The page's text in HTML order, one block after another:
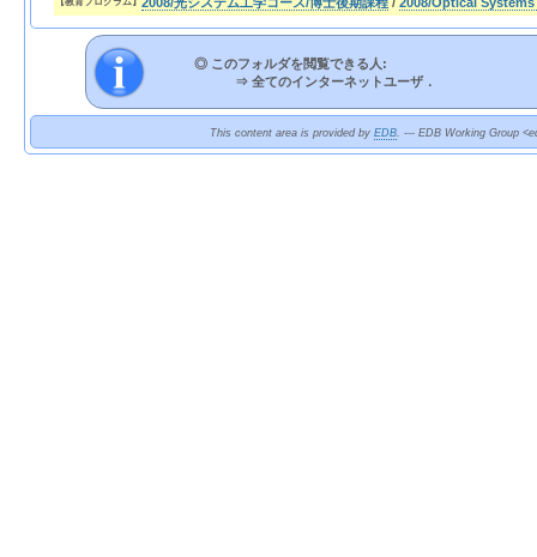
◎ このフォルダを閲覧できる人:
⇒ 全てのインターネットユーザ．
This content area is provided by EDB. --- EDB Working Group